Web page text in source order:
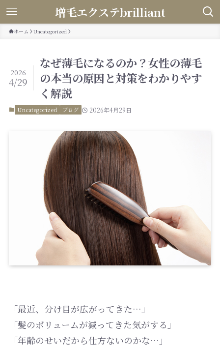
増毛エクステbrilliant
ホーム Uncategorized
なぜ薄毛になるのか？女性の薄毛
の本当の原因と対策をわかりやす
く解説
2026
4/29
Uncategorized ブログ 2026年4月29日
「最近、分け目が広がってきた…」
「髪のボリュームが減ってきた気がする」
「年齢のせいだから仕方ないのかな…」